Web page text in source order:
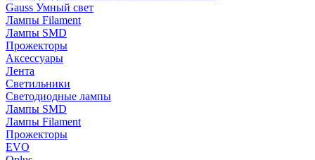
Gauss Умный свет
Лампы Filament
Лампы SMD
Прожекторы
Аксессуары
Лента
Светильники
Светодиодные лампы
Лампы SMD
Лампы Filament
Прожекторы
EVO